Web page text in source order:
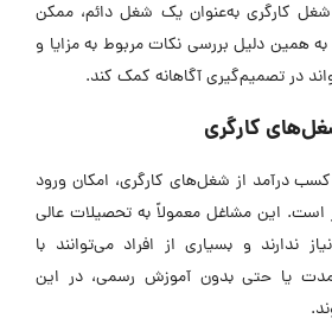
کارگری به‌عنوان یک شغل دائم، ممکن
همین دلیل بررسی نکات مربوط به مزایا و
در تصمیم‌گیری آگاهانه کمک کند.
کارگری
کسب درآمد از شغل‌های کارگری، امکان ورود
است. این مشاغل معمولاً به تحصیلات عالی
ندارند و بسیاری از افراد می‌توانند با
یا حتی بدون آموزش رسمی، در این